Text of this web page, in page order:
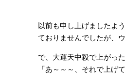
以前も申し上げましたよ
ておりませんでしたが、
で、大運天中殺で上がっ
「あ～～～、それで上げ